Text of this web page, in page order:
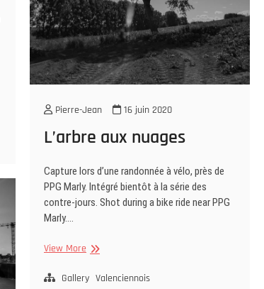
Pierre-Jean 16 juin 2020
L’arbre aux nuages
Capture lors d’une randonnée à vélo, près de
PPG Marly. Intégré bientôt à la série des
contre-jours. Shot during a bike ride near PPG
Marly.…
View More L’arbre
nuages
Gallery Valenciennois